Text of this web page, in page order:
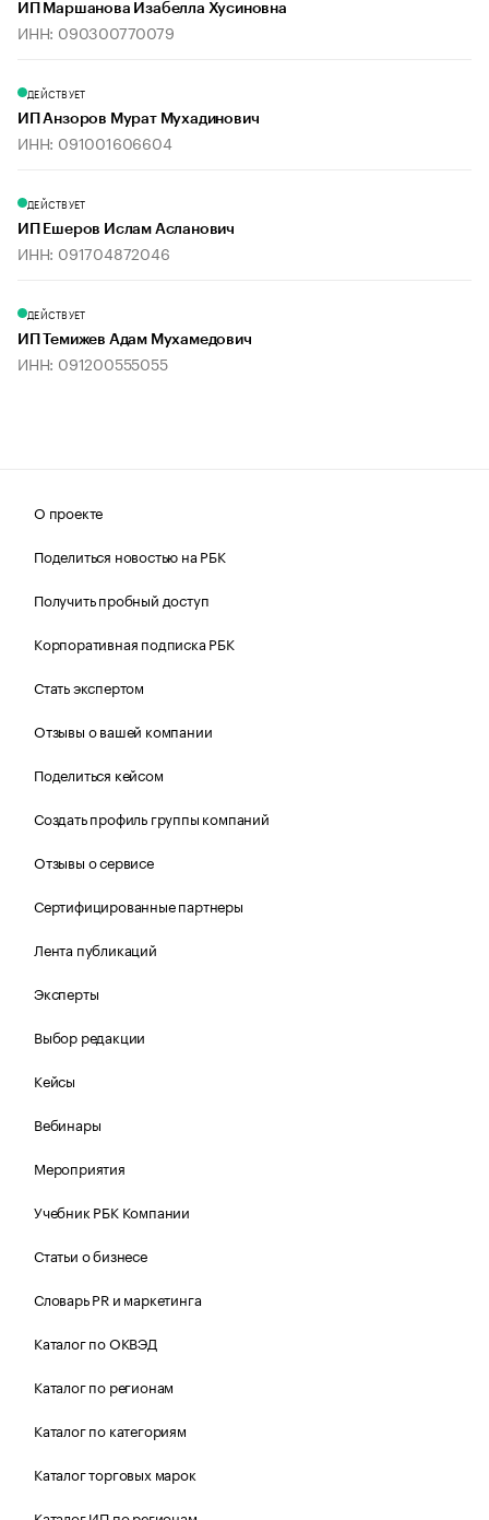
ИП Маршанова Изабелла Хусиновна
ИНН: 090300770079
ДЕЙСТВУЕТ
ИП Анзоров Мурат Мухадинович
ИНН: 091001606604
ДЕЙСТВУЕТ
ИП Ешеров Ислам Асланович
ИНН: 091704872046
ДЕЙСТВУЕТ
ИП Темижев Адам Мухамедович
ИНН: 091200555055
О проекте
Поделиться новостью на РБК
Получить пробный доступ
Корпоративная подписка РБК
Стать экспертом
Отзывы о вашей компании
Поделиться кейсом
Создать профиль группы компаний
Отзывы о сервисе
Сертифицированные партнеры
Лента публикаций
Эксперты
Выбор редакции
Кейсы
Вебинары
Мероприятия
Учебник РБК Компании
Статьи о бизнесе
Словарь PR и маркетинга
Каталог по ОКВЭД
Каталог по регионам
Каталог по категориям
Каталог торговых марок